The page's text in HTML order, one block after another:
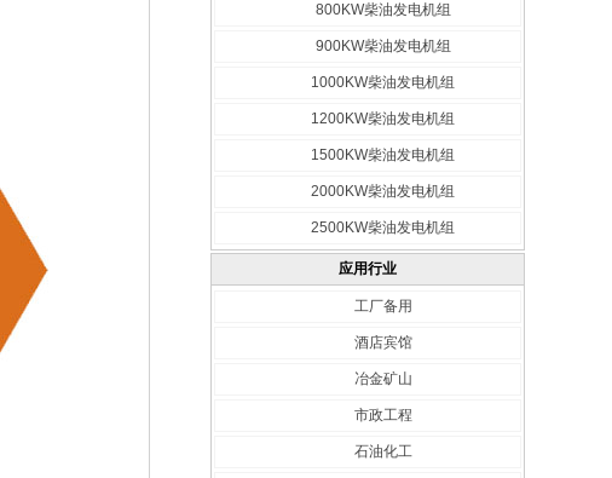
800KW柴油发电机组
900KW柴油发电机组
1000KW柴油发电机组
1200KW柴油发电机组
1500KW柴油发电机组
2000KW柴油发电机组
2500KW柴油发电机组
应用行业
工厂备用
酒店宾馆
冶金矿山
市政工程
石油化工